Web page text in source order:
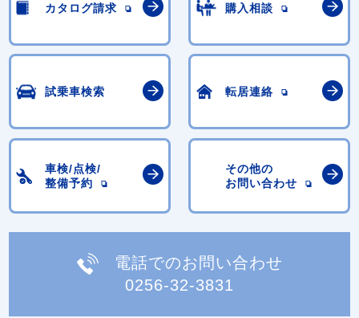
カタログ請求 購入相談
試乗車検索 転居連絡
車検/点検/
整備予約
その他の
お問い合わせ
電話でのお問い合わせ
0256-32-3831